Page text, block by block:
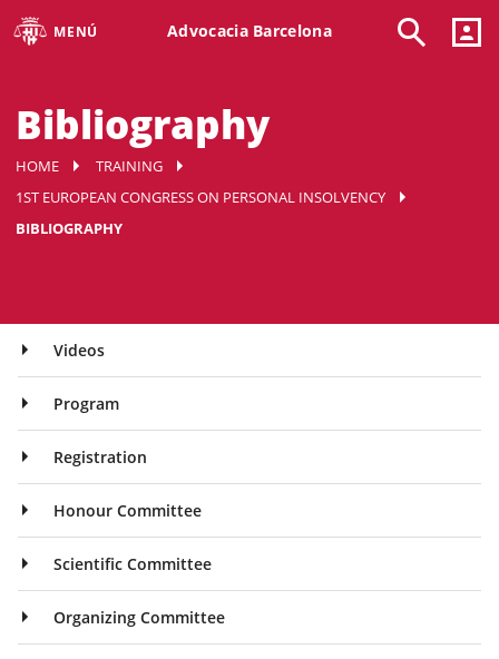
MENÚ Advocacia Barcelona
Bibliography
HOME
TRAINING
1ST EUROPEAN CONGRESS ON PERSONAL INSOLVENCY
BIBLIOGRAPHY
Videos
Program
Registration
Honour Committee
Scientific Committee
Organizing Committee